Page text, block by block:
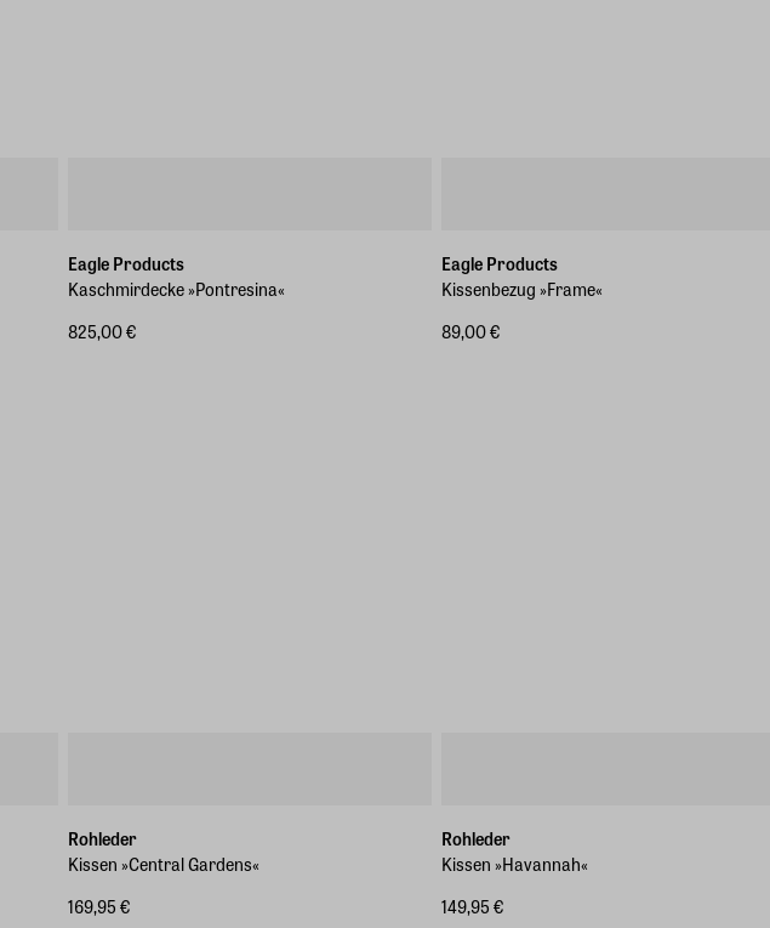
Eagle Products
Kaschmirdecke »Pontresina«
825,00 €
Eagle Products
Kissenbezug »Frame«
89,00 €
Rohleder
Kissen »Central Gardens«
169,95 €
Rohleder
Kissen »Havannah«
149,95 €